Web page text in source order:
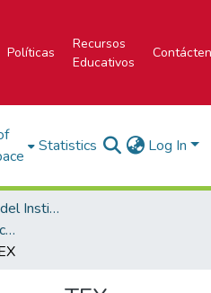
Políticas
Recursos
Educativos
Statistics Log In
Portal de Revistas del Instituto Tecnológico de Costa Rica
Revista Digital: Matemática, Educación e Internet